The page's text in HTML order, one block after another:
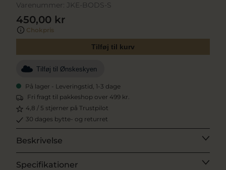
Varenummer: JKE-BODS-S
450,00 kr
Chokpris
Tilføj til kurv
Tilføj til Ønskeskyen
På lager - Leveringstid, 1-3 dage
Fri fragt til pakkeshop over 499 kr.
4,8 / 5 stjerner på Trustpilot
30 dages bytte- og returret
Beskrivelse
Specifikationer